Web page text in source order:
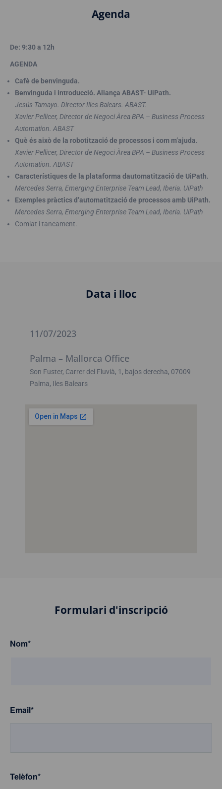
Agenda
De: 9:30 a 12h
AGENDA
Cafè de benvinguda.
Benvinguda i introducció. Aliança ABAST- UiPath.
Jesús Tamayo. Director Illes Balears. ABAST.
Xavier Pellicer, Director de Negoci Àrea BPA – Business Process
Automation. ABAST
Què és això de la robotització de processos i com m’ajuda.
Xavier Pellicer, Director de Negoci Àrea BPA – Business Process
Automation. ABAST
Característiques de la plataforma dautomatització de UiPath.
Mercedes Serra, Emerging Enterprise Team Lead, Iberia. UiPath
Exemples pràctics d’automatització de processos amb UiPath.
Mercedes Serra, Emerging Enterprise Team Lead, Iberia. UiPath
Comiat i tancament.
Data i lloc
11/07/2023
Palma – Mallorca Office
Son Fuster, Carrer del Fluvià, 1, bajos derecha, 07009
Palma, Iles Balears
Formulari d'inscripció
Nom*
Email*
Telèfon*